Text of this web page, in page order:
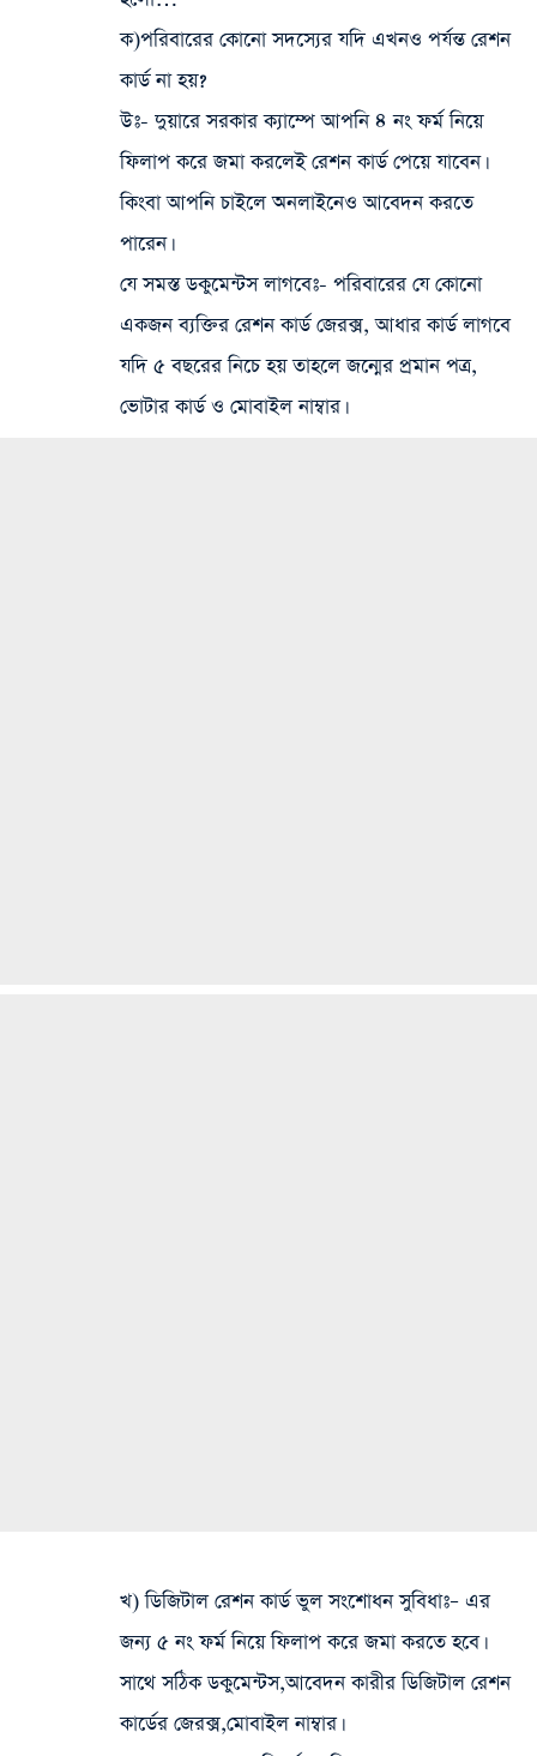
ক)পরিবারের কোনো সদস্যের যদি এখনও পর্যন্ত রেশন
কার্ড না হয়?
উঃ- দুয়ারে সরকার ক্যাম্পে আপনি ৪ নং ফর্ম নিয়ে
ফিলাপ করে জমা করলেই রেশন কার্ড পেয়ে যাবেন।
কিংবা আপনি চাইলে অনলাইনেও আবেদন করতে
পারেন।
যে সমস্ত ডকুমেন্টস লাগবেঃ- পরিবারের যে কোনো
একজন ব্যক্তির রেশন কার্ড জেরক্স, আধার কার্ড লাগবে
যদি ৫ বছরের নিচে হয় তাহলে জন্মের প্রমান পত্র,
ভোটার কার্ড ও মোবাইল নাম্বার।
খ) ডিজিটাল রেশন কার্ড ভুল সংশোধন সুবিধাঃ– এর
জন্য ৫ নং ফর্ম নিয়ে ফিলাপ করে জমা করতে হবে।
সাথে সঠিক ডকুমেন্টস,আবেদন কারীর ডিজিটাল রেশন
কার্ডের জেরক্স,মোবাইল নাম্বার।